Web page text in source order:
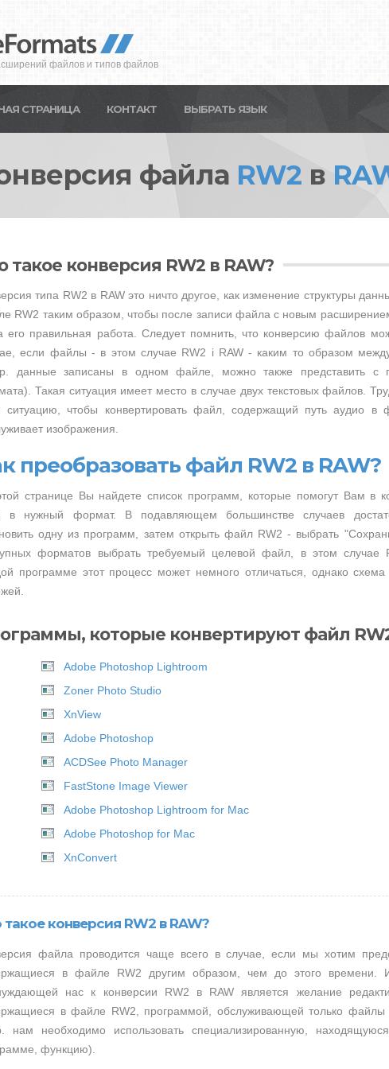
файлов и типов файлов
СТРАНИЦА КОНТАКТ ВЫБРАТЬ ЯЗЫК
файла RW2 в
такое конверсия RW2 в RAW?
типа RW2 в RAW это ничто другое, как изменение структуры
RW2 таким образом, чтобы после записи файла с новым
его правильная работа. Следует помнить, что конверсию файлов
если файлы - в этом случае RW2 i RAW - каким то образом
данные записаны в одном файле, можно также представить с
Такая ситуация имеет место в случае двух текстовых файлов.
ситуацию, чтобы конвертировать файл, содержащий путь аудио в
изображения.
преобразовать файл RW2 в RAW?
странице Вы найдете список программ, которые помогут Вам в
в нужный формат. В подавляющем большинстве случаев
одну из программ, затем открыть файл RW2 - выбрать
форматов выбрать требуемый целевой файл, в этом случае
программе этот процесс может немного отличаться, однако схема
которые конвертируют файл
Adobe Photoshop Lightroom
Zoner Photo Studio
XnView
Adobe Photoshop
ACDSee Photo Manager
FastStone Image Viewer
Adobe Photoshop Lightroom for Mac
Adobe Photoshop for Mac
XnConvert
такое конверсия RW2 в RAW?
файла проводится чаще всего в случае, если мы хотим
в файле RW2 другим образом, чем до этого времени.
нас к конверсии RW2 в RAW является желание
в файле RW2, программой, обслуживающей только файлы
нам необходимо использовать специализированную,
функцию).